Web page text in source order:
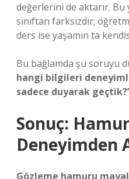
değerlerini de aktarır.
sınıftan farksızdır;
ders ise yaşamın ta
Bu bağlamda şu soruyu
hangi bilgileri
sadece duyarak
Sonuç:
Deneyimden
Gözleme hamuru